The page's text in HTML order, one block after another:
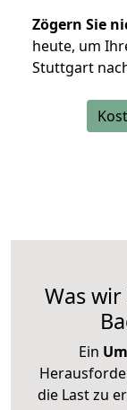
Zögern Sie
heute, um
Stuttgart
Was
Ein
die Last zu